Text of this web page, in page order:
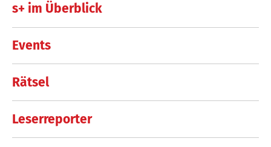
s+ im Überblick
Events
Rätsel
Leserreporter